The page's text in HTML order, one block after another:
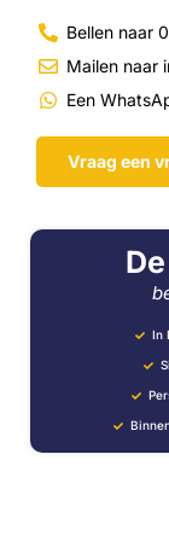
Bellen naar
Mailen naar
Een
Vraag een
In